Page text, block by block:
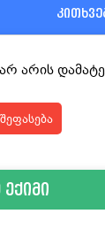
არ არის